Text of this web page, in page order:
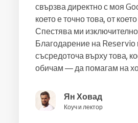
свързва директно с моя
което е точно това, от
Спестява ми
Благодарение на Reservio
съсредоточа върху това,
обичам — да помагам на
Ян Ховад
Коуч и лектор